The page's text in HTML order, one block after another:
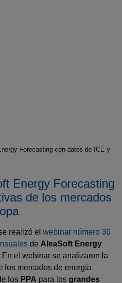
Forecasting con datos de ICE y
Energy Forecasting
de los mercados
realizó el webinar número 36
de AleaSoft Energy
En el webinar se analizaron la
los mercados de energía
los PPA para los grandes